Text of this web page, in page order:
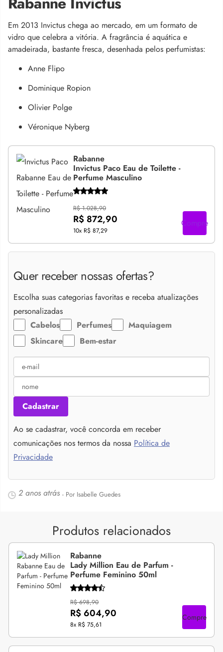
Em 2013 Invictus chega ao mercado, em um formato de
vidro que celebra a vitória. A fragrância é aquática e
amadeirada, bastante fresca, desenhada pelos perfumistas:
Anne Flipo
Dominique Ropion
Olivier Polge
Véronique Nyberg
Rabanne
Invictus Paco Eau de Toilette -
Perfume Masculino
R$ 1.028,90
R$ 872,90
10x R$ 87,29
Compre
Quer receber nossas ofertas?
Escolha suas categorias favoritas e receba atualizações
personalizadas
Cabelos
Perfumes
Maquiagem
Skincare
Bem-estar
Cadastrar
Ao se cadastrar, você concorda em receber
comunicações nos termos da nossa Política de
Privacidade
2 anos atrás - Por Isabelle Guedes
Produtos relacionados
Rabanne
Lady Million Eau de Parfum -
Perfume Feminino 50ml
R$ 698,90
R$ 604,90
8x R$ 75,61
Compre